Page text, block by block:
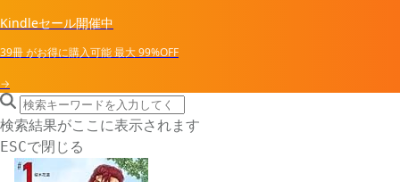
Kindleセール開催中
39冊がお得に購入可能最大99%OFF
→
search icon
サイト内検索
検索結果がここに表示されます
ESCで閉じる